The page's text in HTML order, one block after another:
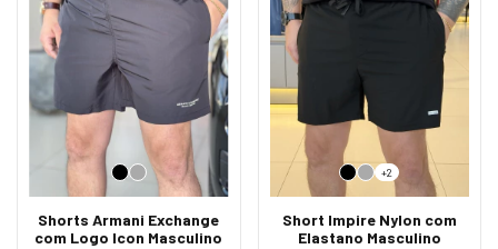
Shorts Armani Exchange
com Logo Icon Masculino
+2
Short Impire Nylon com
Elastano Masculino